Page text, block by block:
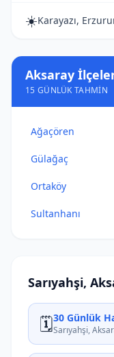
☀️Karayazı,
Aksaray
15 GÜNLÜK TAHMIN
Ağaçören
Gülağaç
Ortaköy
Sultanhanı
Sarıyahşi,
🗓️30 Günlük
Sarıyahşi,